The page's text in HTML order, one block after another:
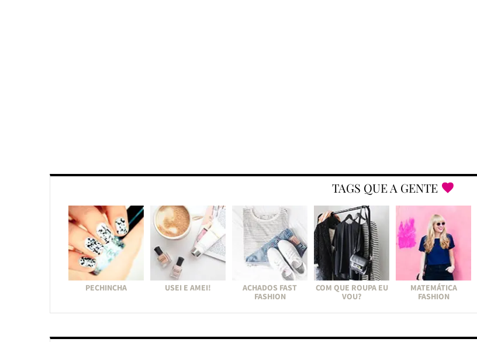
TAGS QUE A GENTE
PECHINCHA USEI E AMEI!
ACHADOS FAST
FASHION
COM QUE ROUPA EU
VOU?
MATEMÁTICA
FASHION